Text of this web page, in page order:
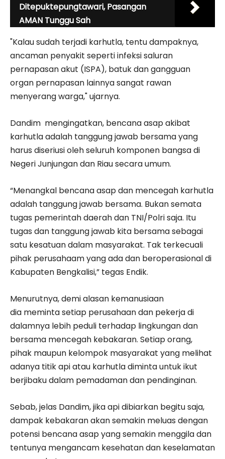
Ditepuktepungtawari, Pasangan
AMAN Tunggu Sah
"Kalau sudah terjadi karhutla, tentu dampaknya,
ancaman penyakit seperti infeksi saluran
pernapasan akut (ISPA), batuk dan gangguan
organ pernapasan lainnya sangat rawan
menyerang warga," ujarnya.
Dandim mengingatkan, bencana asap akibat
karhutla adalah tanggung jawab bersama yang
harus diseriusi oleh seluruh komponen bangsa di
Negeri Junjungan dan Riau secara umum.
“Menangkal bencana asap dan mencegah karhutla
adalah tanggung jawab bersama. Bukan semata
tugas pemerintah daerah dan TNI/Polri saja. Itu
tugas dan tanggung jawab kita bersama sebagai
satu kesatuan dalam masyarakat. Tak terkecuali
pihak perusahaam yang ada dan beroperasional di
Kabupaten Bengkalisi,” tegas Endik.
Menurutnya, demi alasan kemanusiaan
dia meminta setiap perusahaan dan pekerja di
dalamnya lebih peduli terhadap lingkungan dan
bersama mencegah kebakaran. Setiap orang,
pihak maupun kelompok masyarakat yang melihat
adanya titik api atau karhutla diminta untuk ikut
berjibaku dalam pemadaman dan pendinginan.
Sebab, jelas Dandim, jika api dibiarkan begitu saja,
dampak kebakaran akan semakin meluas dengan
potensi bencana asap yang semakin menggila dan
tentunya mengancam kesehatan dan keselamatan